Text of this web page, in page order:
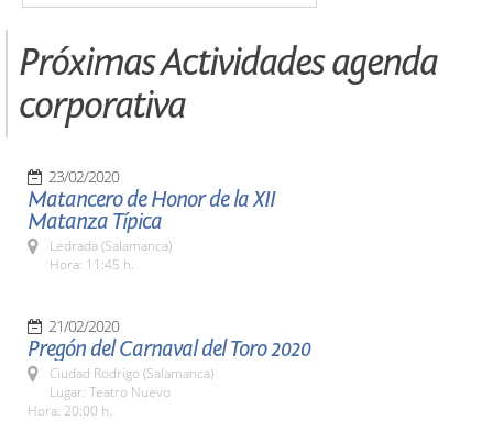
Próximas Actividades agenda
corporativa
23/02/2020
Matancero de Honor de la XII
Matanza Típica
Ledrada (Salamanca)
Hora: 11:45 h.
21/02/2020
Pregón del Carnaval del Toro 2020
Ciudad Rodrigo (Salamanca)
Lugar: Teatro Nuevo
Hora: 20:00 h.